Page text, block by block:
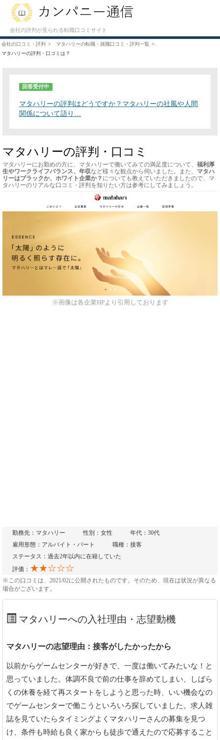
会社の評判が見られる転職口コミサイト
会社の口コミ・評判
マタハリーの転職・就職口コミ・評判一覧
マタハリーの評判・口コミは？
回答受付中
マタハリーの評判はどうですか？マタハリーの社風や人間
関係について語り…
マタハリーの評判・口コミ
マタハリーにお勤めの方に、マタハリーで働いてみての満足度について、 福利厚
生やワークライフバランス、年収など様々な観点から伺いました。また、 マタハ
リーはブラックか、ホワイト企業か？ についても教えていただきましたので、マ
タハリーのリアルな口コミ・評判を知りたい方は参考にしてみましょう。
※画像は各企業HPより引用しております
勤務先：マタハリー 性別：女性
年代：30代
雇用形態：アルバイト・パート
職種：接客
ステータス：過去2年以内に在籍していた
評価： ★★☆☆☆
※この口コミは、2021/02に公開されたものです。そのため、現在は状況が異なる
場合がございます。
マタハリーへの入社理由・志望動機
マタハリーの志望理由：接客がしたかったから
以前からゲームセンターが好きで、一度は働いてみたいな！と
思っていました。体調不良で前の仕事を辞めてしまい、しばら
くの休養を経て再スタートをしようと思った時、いい機会なの
でゲームセンターで働こうといろいろ探していました。求人雑
誌を見ていたらタイミングよくマタハリーさんの募集を見つ
け、条件も時給も良く家からも徒歩で通えたので応募すること